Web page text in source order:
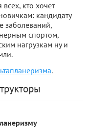
кто хочет
кандидату
заболеваний,
спортом,
нагрузкам ну и
.